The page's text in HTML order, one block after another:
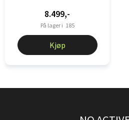
8.499,-
På lager i 185
Kjøp